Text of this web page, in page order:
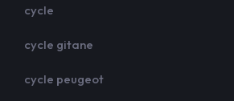
cycle
cycle gitane
cycle peugeot